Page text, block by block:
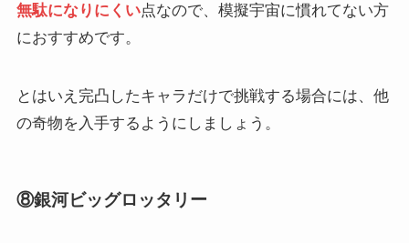
無駄になりにくい点なので、模擬宇宙に慣れてない方
におすすめです。
とはいえ完凸したキャラだけで挑戦する場合には、他
の奇物を入手するようにしましょう。
⑧銀河ビッグロッタリー